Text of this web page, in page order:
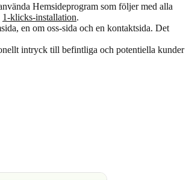
Hemsideprogram som följer med alla
1-klicks-installation.
en om oss-sida och en kontaktsida. Det
intryck till befintliga och potentiella kunder